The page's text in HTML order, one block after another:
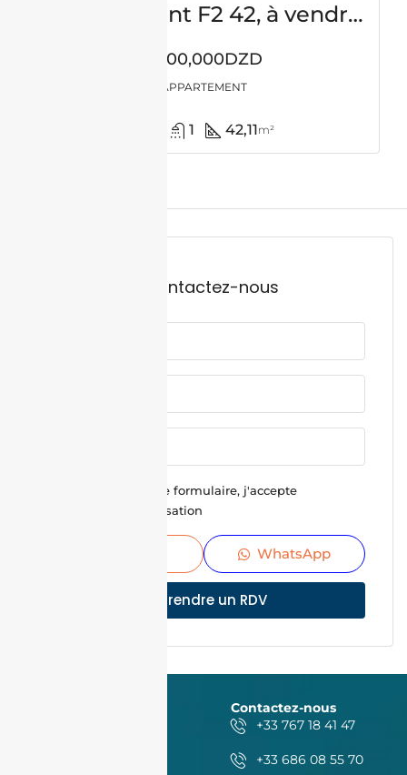
Appartement F2 42, à vendre – Es-sénia – Oran
7,500,000DZD
APPARTEMENT
1 42,11m²
Contactez-nous
En soumettant ce formulaire, j'accepte
Conditions d'utilisation
WhatsApp
Prendre un RDV
Contactez-nous
+33 767 18 41 47
+33 686 08 55 70